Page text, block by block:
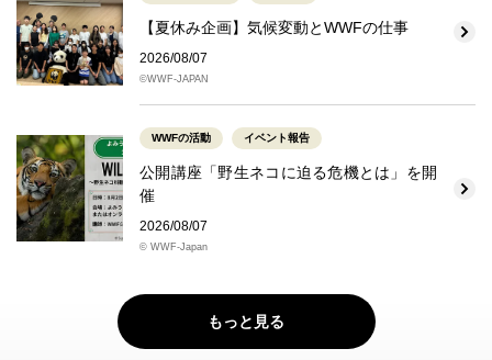
【夏休み企画】気候変動とWWFの仕事
2026/08/07
©WWF-JAPAN
WWFの活動 イベント報告
公開講座「野生ネコに迫る危機とは」を開
催
2026/08/07
© WWF-Japan
もっと見る